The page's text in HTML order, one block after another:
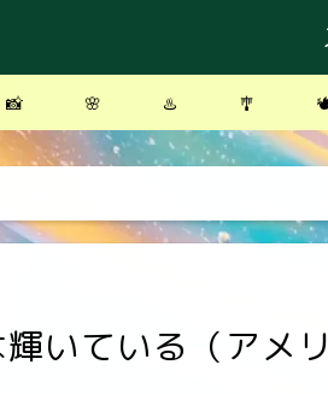
📸 🌸 ♨️ 🎐
輝いている（ア